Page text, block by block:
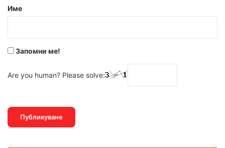
р
Име
Запомни ме!
Are you human? Please solve: